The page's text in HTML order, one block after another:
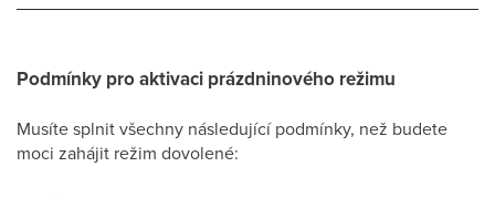
Podmínky pro aktivaci prázdninového režimu
Musíte splnit všechny následující podmínky, než budete
moci zahájit režim dovolené: